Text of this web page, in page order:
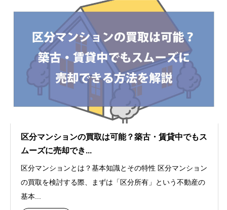
区分マンションの買取は可能？築古・賃貸中でもス
ムーズに売却でき...
区分マンションとは？基本知識とその特性 区分マンション
の買取を検討する際、まずは「区分所有」という不動産の
基本...